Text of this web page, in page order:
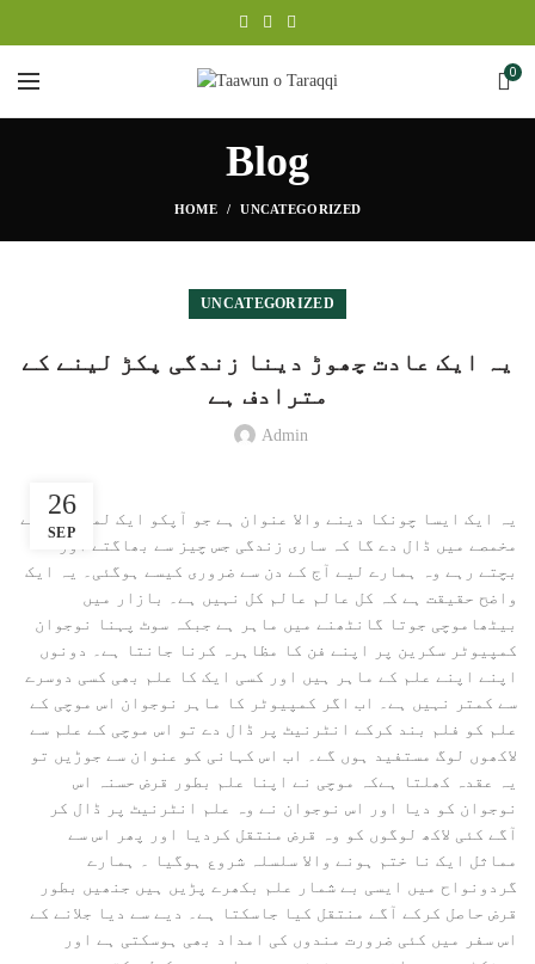
0
Blog
HOME UNCATEGORIZED
UNCATEGORIZED
یہ ایک عادت چھوڑ دینا زندگی پکڑ لینے کے
مترادف ہے
Admin
26
SEP
یہ ایک ایسا چونکا دینے والا عنوان ہے جو آپکو ایک لمحے کیلئے
مخمصے میں ڈال دے گا کہ ساری زندگی جس چیز سے بھاگتے اور
بچتے رہے وہ ہمارے لیے آج کے دن سے ضروری کیسے ہوگئی۔ یہ ایک
واضح حقیقت ہے کہ کل عالم عالم کل نہیں ہے۔ بازار میں
بیٹھاموچی جوتا گانٹھنے میں ماہر ہے جبکہ سوٹ پہنا نوجوان
کمپیوٹر سکرین پر اپنے فن کا مظاہرہ کرنا جانتا ہے۔ دونوں
اپنے اپنے علم کے ماہر ہیں اور کسی ایک کا علم بھی کسی دوسرے
سے کمتر نہیں ہے۔ اب اگر کمپیوٹر کا ماہر نوجوان اس موچی کے
علم کو فلم بند کرکے انٹرنیٹ پر ڈال دے تو اس موچی کے علم سے
لاکھوں لوگ مستفید ہوں گے۔ اب اس کہانی کو عنوان سے جوڑیں تو
یہ عقدہ کھلتا ہےکہ موچی نے اپنا علم بطور قرض حسنہ اس
نوجوان کو دیا اور اس نوجوان نے وہ علم انٹرنیٹ پر ڈال کر
آگے کئی لاکھ لوگوں کو وہ قرض منتقل کردیا اور پھر اس سے
مماثل ایک نا ختم ہونے والا سلسلہ شروع ہوگیا ۔ ہمارے
گردونواح میں ایسی بے شمار علم بکھرے پڑیں ہیں جنھیں بطور
قرض حاصل کرکے آگے منتقل کیا جاسکتا ہے۔ دیے سے دیا جلانے کے
اس سفر میں کئی ضرورت مندوں کی امداد بھی ہوسکتی ہے اور